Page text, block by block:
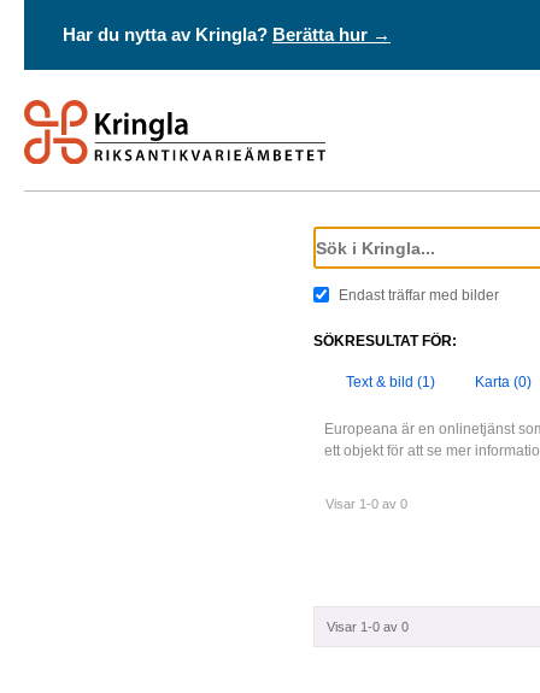
Har du nytta av Kringla? Berätta hur →
Endast träffar med bilder
SÖKRESULTAT FÖR:
Text & bild (1) Karta (0)
Europeana är en onlinetjänst
ett objekt för att se mer
Visar 1-0 av 0
Visar 1-0 av 0